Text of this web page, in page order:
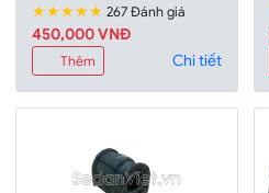
★★★★★ 267 Đánh giá
450,000 VNĐ
Thêm Chi tiết